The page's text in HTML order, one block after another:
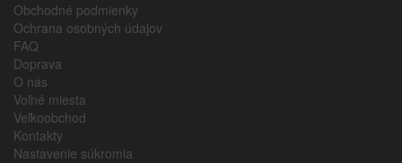
Obchodné podmienky
Ochrana osobných údajov
FAQ
Doprava
O nás
Voľné miesta
Veľkoobchod
Kontakty
Nastavenie súkromia